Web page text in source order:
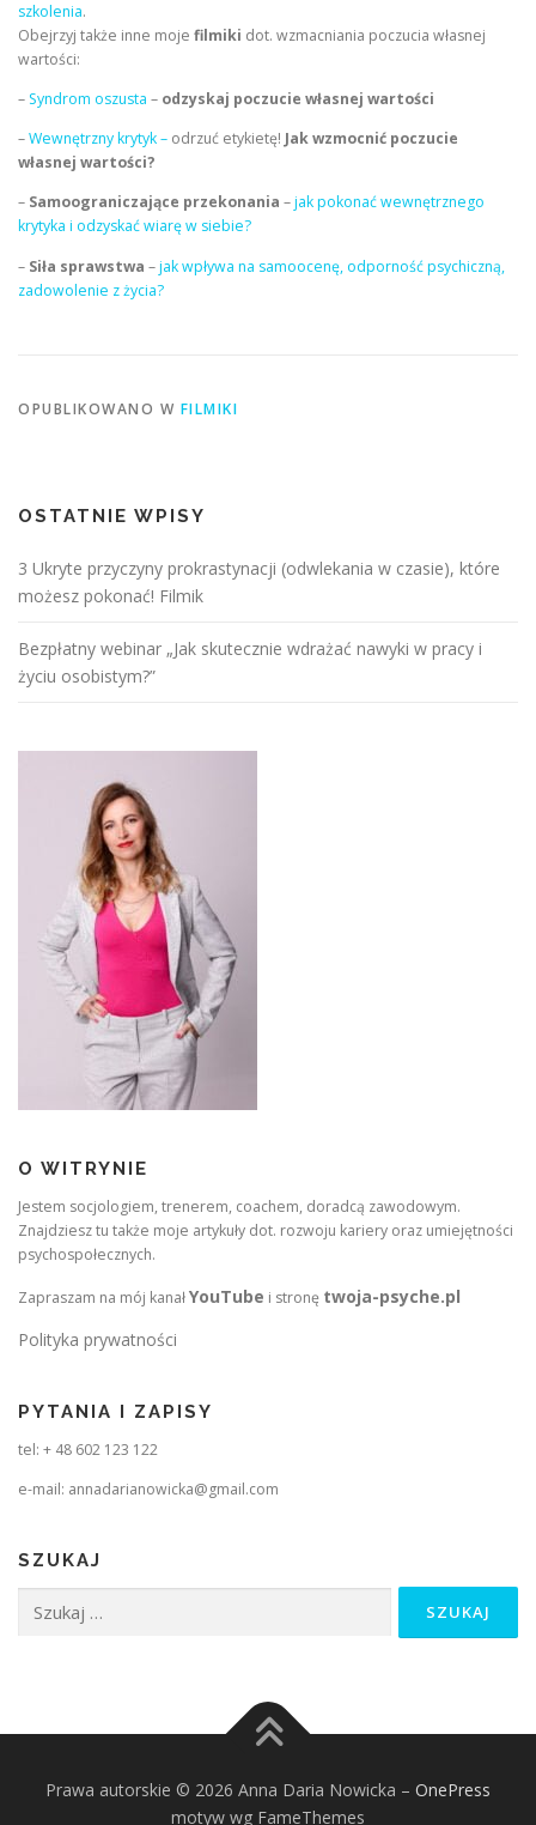
szkolenia.
Obejrzyj także inne moje filmiki dot. wzmacniania poczucia własnej
wartości:
– Syndrom oszusta – odzyskaj poczucie własnej wartości
–Wewnętrzny krytyk – odrzuć etykietę! Jak wzmocnić poczucie
własnej wartości?
– Samoograniczające przekonania –jak pokonać wewnętrznego
krytyka i odzyskać wiarę w siebie?
– Siła sprawstwa –jak wpływa na samoocenę, odporność psychiczną,
zadowolenie z życia?
OPUBLIKOWANO W FILMIKI
OSTATNIE WPISY
3 Ukryte przyczyny prokrastynacji (odwlekania w czasie), które
możesz pokonać! Filmik
Bezpłatny webinar „Jak skutecznie wdrażać nawyki w pracy i
życiu osobistym?”
O WITRYNIE
Jestem socjologiem, trenerem, coachem, doradcą zawodowym.
Znajdziesz tu także moje artykuły dot. rozwoju kariery oraz umiejętności
psychospołecznych.
Zapraszam na mój kanałYouTube i stronę twoja-psyche.pl
Polityka prywatności
PYTANIA I ZAPISY
tel: + 48 602 123 122
e-mail: annadarianowicka@gmail.com
SZUKAJ
Prawa autorskie © 2026 Anna Daria Nowicka – OnePress
motyw wg FameThemes